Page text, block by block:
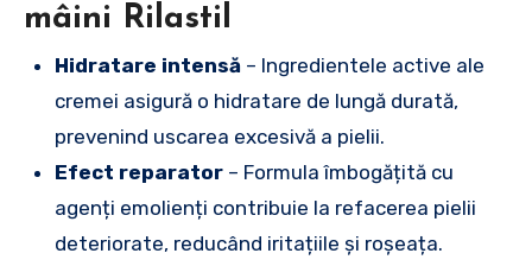
mâini Rilastil
Hidratare intensă – Ingredientele active ale
cremei asigură o hidratare de lungă durată,
prevenind uscarea excesivă a pielii.
Efect reparator – Formula îmbogățită cu
agenți emolienți contribuie la refacerea pielii
deteriorate, reducând iritațiile și roșeața.